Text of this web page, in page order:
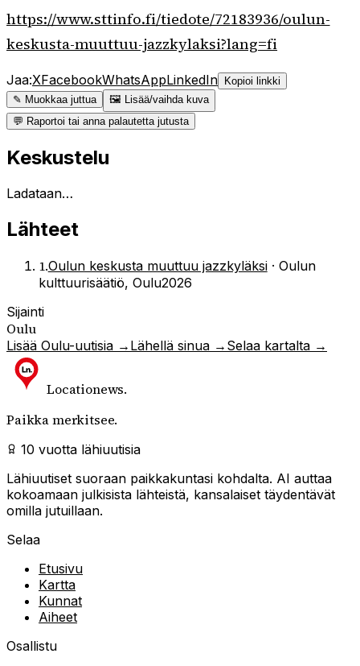
https://www.sttinfo.fi/tiedote/72183936/oulun-
keskusta-muuttuu-jazzkylaksi?lang=fi
Jaa:XFacebookWhatsAppLinkedIn
Kopioi linkki
✎ Muokkaa juttua
🖼 Lisää/vaihda kuva
💬 Raportoi tai anna palautetta jutusta
Keskustelu
Ladataan…
Lähteet
1.Oulun keskusta muuttuu jazzkyläksi· Oulun
kulttuurisäätiö, Oulu2026
Sijainti
Oulu
Lisää Oulu-uutisia → Lähellä sinua → Selaa kartalta →
Locationews.
Paikka merkitsee.
10 vuotta lähiuutisia
Lähiuutiset suoraan paikkakuntasi kohdalta. AI auttaa
kokoamaan julkisista lähteistä, kansalaiset täydentävät
omilla jutuillaan.
Selaa
Etusivu
Kartta
Kunnat
Aiheet
Osallistu